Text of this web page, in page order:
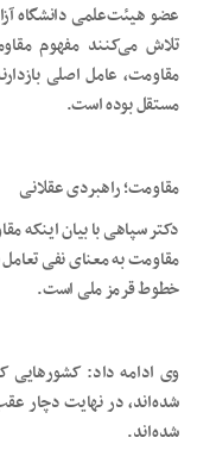
عضو هیئت‌علمی دانشگاه
تلاش می‌کنند مفهوم
مقاومت، عامل اصلی
مستقل بوده است.
مقاومت؛ راهبردی عقلانی
دکتر سپاهی با بیان اینکه
مقاومت به معنای نفی
خطوط قرمز ملی است.
وی ادامه داد: کشورهایی
شده‌اند، در نهایت دچار
شده‌اند.